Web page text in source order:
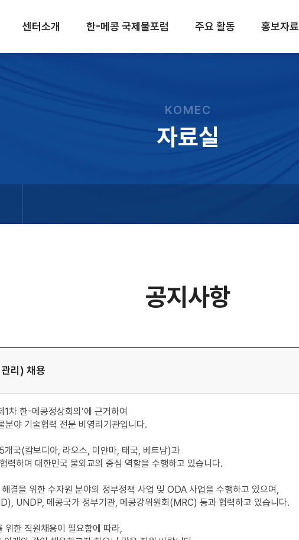
센터소개 한-메콩 국제물포럼 주요 활동 홍보자료
KOMEC
자료실
공지사항
리) 채용
차 한-메콩정상회의’에 근거하여
야 기술협력 전문 비영리기관입니다.
국(캄보디아, 라오스, 미얀마, 태국, 베트남)과
력하며 대한민국 물외교의 중심 역할을 수행하고 있습니다.
결을 위한 수자원 분야의 정부정책 사업 및 ODA 사업을 수행하고 있으며,
UNDP, 메콩국가 정부기관, 메콩강위원회(MRC) 등과 협력하고 있습니다.
위한 직원채용이 필요함에 따라,